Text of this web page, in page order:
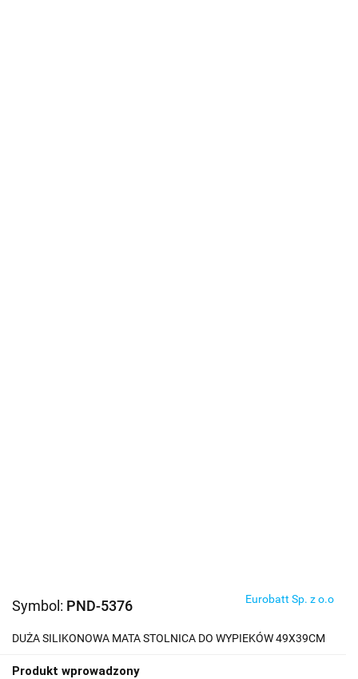
Symbol: PND-5376 Eurobatt Sp. z o.o
DUŻA SILIKONOWA MATA STOLNICA DO WYPIEKÓW 49X39CM
Produkt wprowadzony